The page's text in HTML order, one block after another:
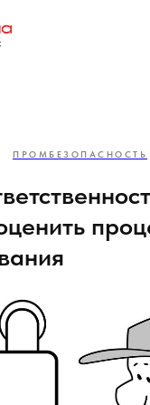
ПРОМБЕЗОПАСНОСТЬ